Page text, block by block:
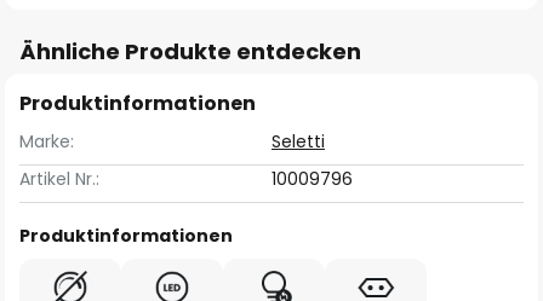
Ähnliche Produkte entdecken
Produktinformationen
Marke:
Seletti
Artikel Nr.:
10009796
Produktinformationen